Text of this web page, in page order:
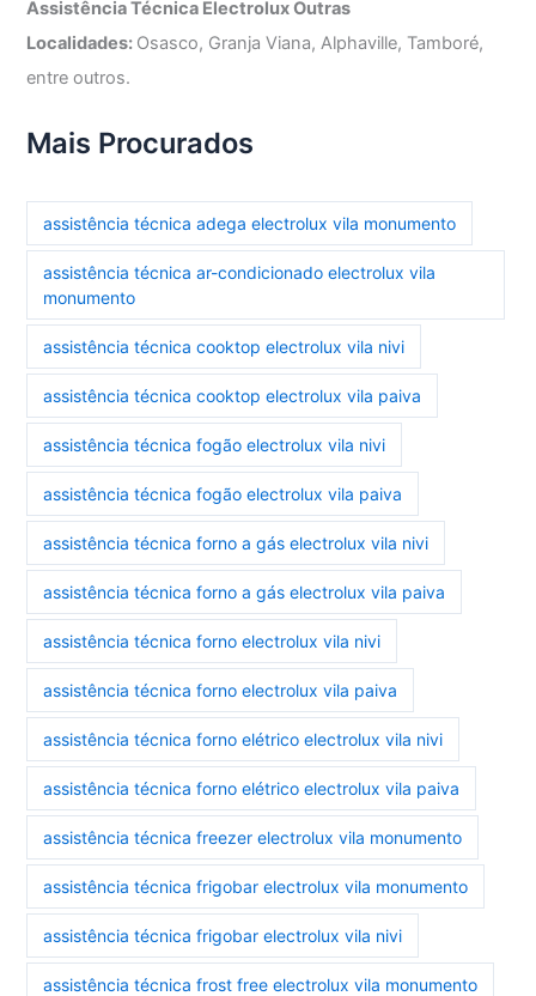
Assistência Técnica Electrolux Outras
Localidades: Osasco, Granja Viana, Alphaville, Tamboré,
entre outros.
Mais Procurados
assistência técnica adega electrolux vila monumento
assistência técnica ar-condicionado electrolux vila
monumento
assistência técnica cooktop electrolux vila nivi
assistência técnica cooktop electrolux vila paiva
assistência técnica fogão electrolux vila nivi
assistência técnica fogão electrolux vila paiva
assistência técnica forno a gás electrolux vila nivi
assistência técnica forno a gás electrolux vila paiva
assistência técnica forno electrolux vila nivi
assistência técnica forno electrolux vila paiva
assistência técnica forno elétrico electrolux vila nivi
assistência técnica forno elétrico electrolux vila paiva
assistência técnica freezer electrolux vila monumento
assistência técnica frigobar electrolux vila monumento
assistência técnica frigobar electrolux vila nivi
assistência técnica frost free electrolux vila monumento